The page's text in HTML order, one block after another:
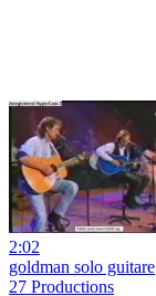
2:02
goldman solo guitare
27 Productions